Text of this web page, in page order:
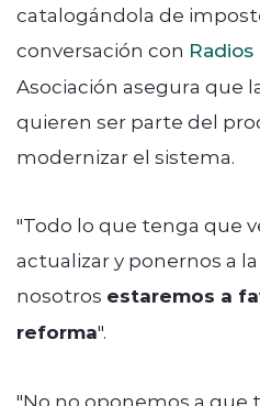
catalogándola de
conversación con
Asociación asegura que
quieren ser parte del
modernizar el sistema.
"Todo lo que tenga que
actualizar y ponernos a
nosotros estaremos a
reforma".
"No no oponemos a que